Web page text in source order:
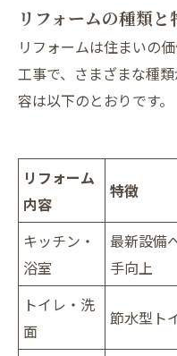
関連エリア
リフォームの種類と
リフォームは住まいの
工事で、さまざまな種
容は以下のとおりです。
リフォーム
内容
特徴
キッチン・
浴室
最新設備
手向上
トイレ・洗
面
節水型ト